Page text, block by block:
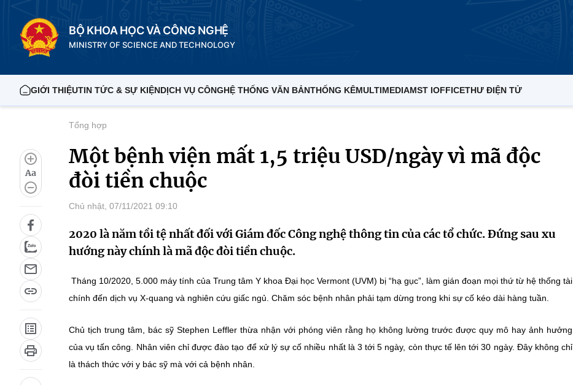
BỘ KHOA HỌC VÀ CÔNG NGHỆ
MINISTRY OF SCIENCE AND TECHNOLOGY
GIỚI THIỆUTIN TỨC & SỰ KIỆNDỊCH VỤ CÔNGHỆ THỐNG VĂN BẢNTHỐNG KÊMULTIMEDIAMST IOFFICETHƯ ĐIỆN TỬ
Aa
Tổng hợp
Một bệnh viện mất 1,5 triệu USD/ngày vì mã độc
đòi tiền chuộc
Chủ nhật, 07/11/2021 09:10
2020 là năm tồi tệ nhất đối với Giám đốc Công nghệ thông tin của các tổ chức. Đứng sau xu
hướng này chính là mã độc đòi tiền chuộc.
Tháng 10/2020, 5.000 máy tính của Trung tâm Y khoa Đại học Vermont (UVM) bị “hạ gục”, làm gián đoạn mọi thứ từ hệ thống tài
chính đến dịch vụ X-quang và nghiên cứu giấc ngủ. Chăm sóc bệnh nhân phải tạm dừng trong khi sự cố kéo dài hàng tuần.
Chủ tịch trung tâm, bác sỹ Stephen Leffler thừa nhận với phóng viên rằng họ không lường trước được quy mô hay ảnh hưởng
của vụ tấn công. Nhân viên chỉ được đào tạo để xử lý sự cố nhiều nhất là 3 tới 5 ngày, còn thực tế lên tới 30 ngày. Đây không chỉ
là thách thức với y bác sỹ mà với cả bệnh nhân.